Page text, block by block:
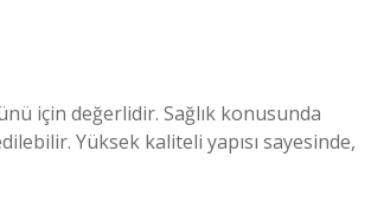
için değerlidir. Sağlık konusunda
Yüksek kaliteli yapısı sayesinde,